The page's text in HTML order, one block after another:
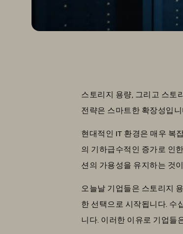
스토리지 용량, 그리고 스토
전략은 스마트한 확장성입
현대적인 IT 환경은 매우 복
의 기하급수적인 증가로 인
션의 가용성을 유지하는 것
오늘날 기업들은 스토리지
한 선택으로 시작됩니다. 수
니다. 이러한 이유로 기업들